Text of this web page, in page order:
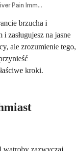
How To Stop Liver Pain Immediately
brzucha i
zasługujesz na jasne
ale zrozumienie tego,
kroki.
wątroby zazwyczaj